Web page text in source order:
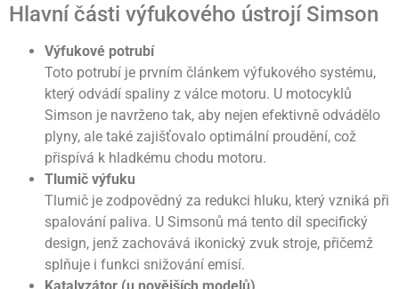
Hlavní části výfukového ústrojí Simson
Výfukové potrubí
Toto potrubí je prvním článkem výfukového systému,
který odvádí spaliny z válce motoru. U motocyklů
Simson je navrženo tak, aby nejen efektivně odvádělo
plyny, ale také zajišťovalo optimální proudění, což
přispívá k hladkému chodu motoru.
Tlumič výfuku
Tlumič je zodpovědný za redukci hluku, který vzniká při
spalování paliva. U Simsonů má tento díl specifický
design, jenž zachovává ikonický zvuk stroje, přičemž
splňuje i funkci snižování emisí.
Katalyzátor (u novějších modelů)